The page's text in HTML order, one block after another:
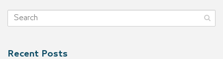
Recent Posts